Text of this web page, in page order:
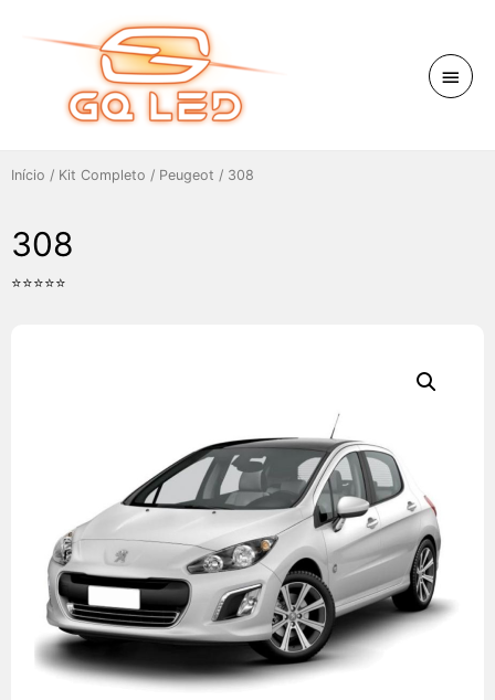
Início / Kit Completo / Peugeot / 308
308
⭐⭐⭐⭐⭐